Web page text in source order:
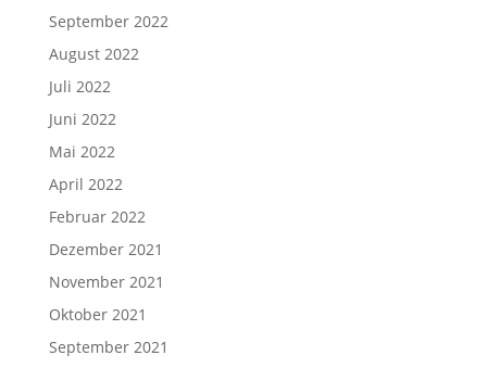
September 2022
August 2022
Juli 2022
Juni 2022
Mai 2022
April 2022
Februar 2022
Dezember 2021
November 2021
Oktober 2021
September 2021